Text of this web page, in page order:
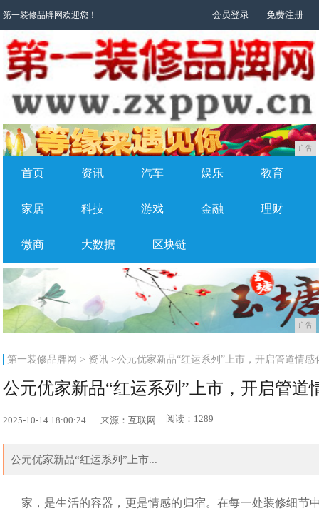
第一装修品牌网欢迎您！ 会员登录 免费注册
广告
首页 资讯 汽车 娱乐 教育
家居 科技 游戏 金融 理财
微商 大数据 区块链
广告
第一装修品牌网 > 资讯 >公元优家新品“红运系列”上市，开启管道情感
公元优家新品“红运系列”上市，开启管道
2025-10-14 18:00:24 来源：互联网 阅读：1289
公元优家新品“红运系列”上市...
家，是生活的容器，更是情感的归宿。在每一处装修细节